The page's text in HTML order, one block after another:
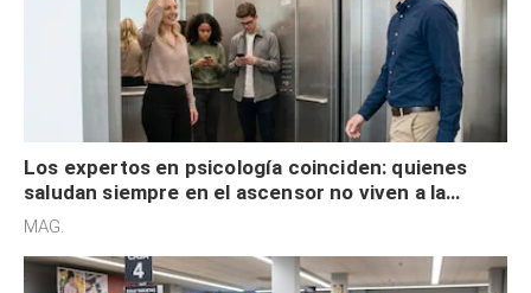
Los expertos en psicología coinciden: quienes
saludan siempre en el ascensor no viven a la
defensiva y tienen apertura social
MAG.